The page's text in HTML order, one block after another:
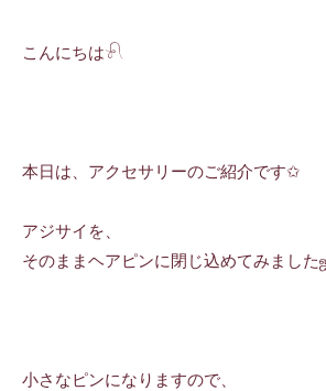
こんにちは𓍯
本日は、アクセサリーのご紹介です✩
アジサイを、
そのままヘアピンに閉じ込めてみました
小さなピンになりますので、